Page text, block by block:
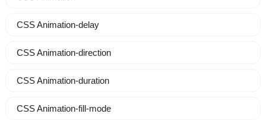
CSS Animation-delay
CSS Animation-direction
CSS Animation-duration
CSS Animation-fill-mode